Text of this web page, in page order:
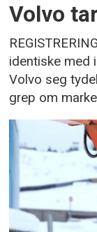
Volvo
identiske med
Volvo seg
grep om